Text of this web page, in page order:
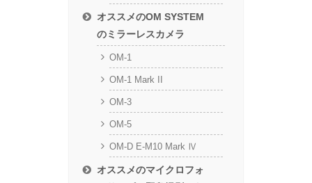
オススメのOM SYSTEM
のミラーレスカメラ
OM-1
OM-1 Mark II
OM-3
OM-5
OM-D E-M10 Mark Ⅳ
オススメのマイクロフォ